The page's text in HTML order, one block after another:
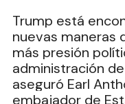
Trump está
nuevas maneras
más presión
administración
aseguró Earl
embajador de